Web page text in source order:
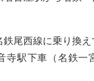
鉄尾西線に乗り換
寺駅下車（名鉄一